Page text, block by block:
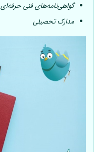
گواهی‌نامه‌های فنی حرفه‌ای
مدارک تحصیلی